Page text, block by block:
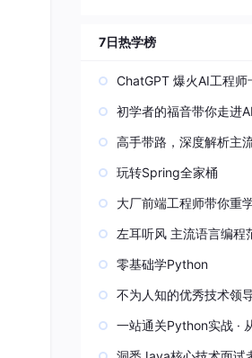
7日热学榜
ChatGPT 爆火AI工程师
初学者的福音带你走进
高手带路，深度解析主
术原理
玩转Spring全家桶
大厂前端工程师带你重
左耳听风 主流语言编程
零基础学Python
不为人知的优秀技术领
一站通关Python实战 ·
播视频平台